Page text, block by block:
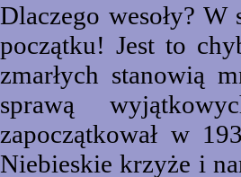
Dlaczego wesoły?
początku! Jest to
zmarłych stanowią
sprawą
zapoczątkował w
Niebieskie krzyże i